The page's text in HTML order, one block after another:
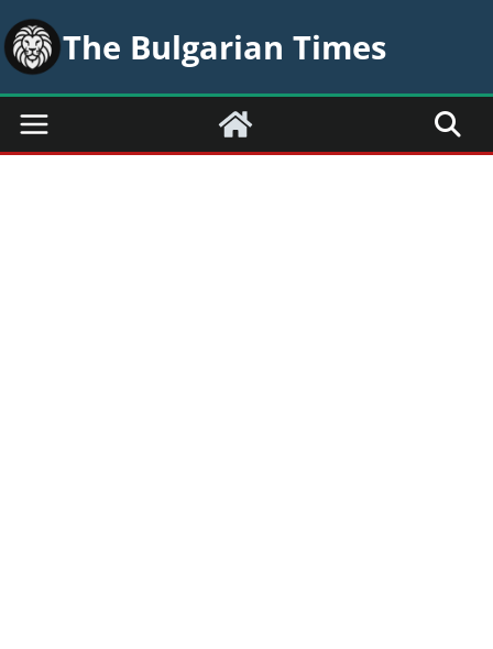
Skip
to
content
The Bulgarian Times